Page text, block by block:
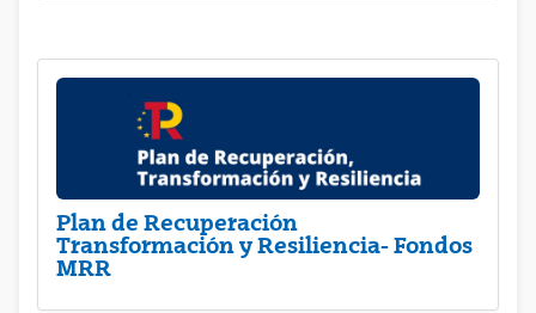
Plan de Recuperación
Transformación y Resiliencia- Fondos
MRR